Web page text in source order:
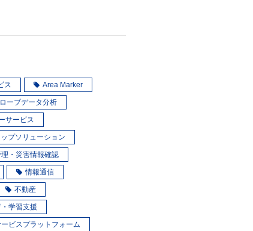
ス Area Marker
ーブデータ分析
サービス
プソリューション
・災害情報確認
情報通信
不動産
学習支援
ビスプラットフォーム